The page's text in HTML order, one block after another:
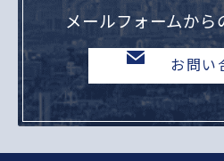
メールフォームから
お問い